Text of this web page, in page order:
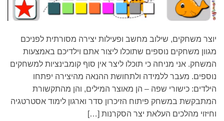
יוצר משחקים, שילוב מחשב ופעילות יצירה מסורתית לפניכם
מגוון משחקים נוספים שתוכלו ליצור אתם וילדיכם באמצעות
המשחק. אני מניחה כי תוכלו ליצר אין סוף קומבינציות למשחקים
נוספים. מעבר ללמידה ולתחושת ההנאה מהיצירה יפתחו
הילדים: כישורי שפה – הן מאוצר המילים, והן מהתקשורת
המתבקשת במשחק פיתוח הזיכרון סדר וארגון לימוד אסטרטגיה
וחיזוי מהלכים העלאת יצר הסקרנות […]